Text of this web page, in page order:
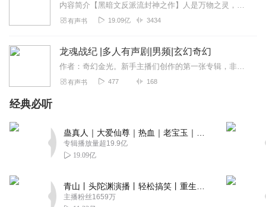
内容简介【黑暗文反派流封神之作】人是万物之灵，蛊是天地真精。一个穿越者不断重生的故事。一个养蛊、炼蛊、用蛊的奇特世界。配音组（男角色）老宝玉旁白...
有声书 19.09亿 3434
龙魂战纪 |多人有声剧|男频|玄幻奇幻
作者：奇幻金光。新手主播们创作的第一张专辑，非常感谢鼎力支持！专辑简介：这是一个由龙族主掌的世界，分为三界，三个空间：天、地、海；时间、空间、异次元（冥界）...
有声书 477 168
经典必听
专辑播放量超19.9亿
19.09亿
主播粉丝1659万